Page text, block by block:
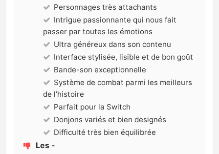
Personnages très attachants
Intrigue passionnante qui nous fait
passer par toutes les émotions
Ultra généreux dans son contenu
Interface stylisée, lisible et de bon goût
Bande-son exceptionnelle
Système de combat parmi les meilleurs
de l’histoire
Parfait pour la Switch
Donjons variés et bien designés
Difficulté très bien équilibrée
Les -